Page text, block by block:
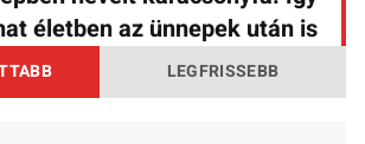
életben az ünnepek után is
LEGFRISSEBB